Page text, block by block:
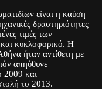
είναι η καύση
δραστηριότητες
τιμές των
και κυκλοφορικό. Η
ήταν αντίθετη με
απηύθυνε
2009 και
το 2013.